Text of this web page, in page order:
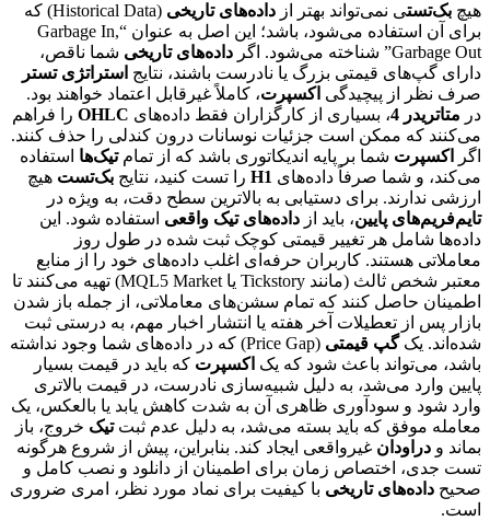
هیچ بک‌تستی نمی‌تواند بهتر از داده‌های تاریخی
(Historical Data) که
برای آن استفاده می‌شود، باشد؛ این اصل به عنوان “Garbage In,
Garbage Out” شناخته می‌شود. اگر
داده‌های تاریخی شما ناقص،
دارای گپ‌های قیمتی بزرگ یا نادرست باشند، نتایج استراتژی تستر
صرف نظر از پیچیدگی اکسپرت، کاملاً غیرقابل اعتماد خواهند بود.
در متاتریدر 4 ، بسیاری از کارگزاران فقط داده‌های OHLC را فراهم
می‌کنند که ممکن است جزئیات نوسانات درون کندلی را حذف کنند.
اگر
اکسپرت شما بر پایه اندیکاتوری باشد که از تمامتیک‌ها استفاده
می‌کند، و شما صرفاً داده‌های H1 را تست کنید، نتایج بک‌تست هیچ
ارزشی ندارند. برای دستیابی به بالاترین سطح دقت، به ویژه در
تایم‌فریم‌های پایین، باید از داده‌های تیک واقعی استفاده شود. این
داده‌ها شامل هر تغییر قیمتی کوچک ثبت شده در طول روز
معاملاتی هستند. کاربران حرفه‌ای اغلب داده‌های خود را از منابع
معتبر شخص ثالث (مانند Tickstory یا MQL5 Market) تهیه می‌کنند تا
اطمینان حاصل کنند که تمام سشن‌های معاملاتی، از جمله باز شدن
بازار پس از تعطیلات آخر هفته یا انتشار اخبار مهم، به درستی ثبت
شده‌اند. یکگپ قیمتی
(Price Gap) که در داده‌های شما وجود نداشته
باشد، می‌تواند باعث شود که یک اکسپرت که باید در قیمت بسیار
پایین وارد می‌شد، به دلیل شبیه‌سازی نادرست، در قیمت بالاتری
وارد شود و سودآوری ظاهری آن به شدت کاهش یابد یا بالعکس، یک
معامله موفق که باید بسته می‌شد، به دلیل عدم ثبتتیک خروج، باز
بماند و دراودان غیرواقعی ایجاد کند. بنابراین، پیش از شروع هرگونه
تست جدی، اختصاص زمان برای اطمینان از دانلود و نصب کامل و
صحیح داده‌های تاریخی با کیفیت برای نماد مورد نظر، امری ضروری
است.